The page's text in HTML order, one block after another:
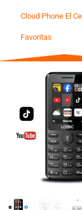
Cloud Phone El
Favoritas